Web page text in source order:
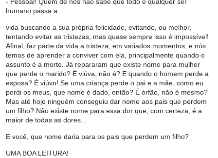
humano passa a
vida buscando a sua própria felicidade, evitando, ou melhor,
tentando evitar as tristezas, mas quase sempre isso é impossível!
Afinal, faz parte da vida a tristeza, em variados momentos, e nós
temos de aprender a conviver com ela, principalmente quando o
assunto é a morte. Já repararam que existe nome para mulher
que perde o marido? É viúva, não é? E quando o homem perde a
esposa? É viúvo! Se uma criança perde o pai e a mãe, como eu
perdi os meus, que nome é dado, então? É órfão, não é mesmo?
Mas até hoje ninguém conseguiu dar nome aos pais que perdem
um filho? Não existe nome para essa dor que, com certeza, é a
maior de todas as dores...
E você, que nome daria para os pais que perdem um filho?
UMA BOA LEITURA!